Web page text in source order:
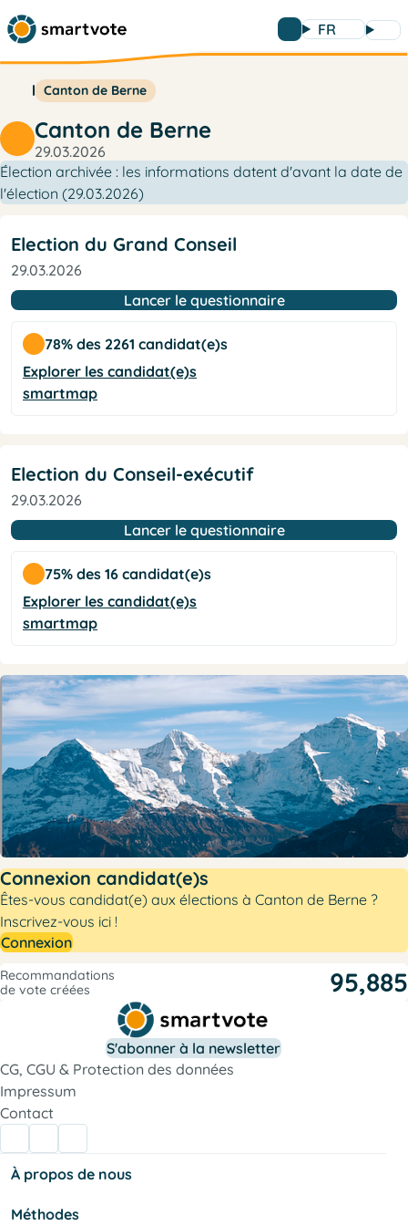
FR
Canton de Berne
Canton de Berne
29.03.2026
Élection archivée : les informations datent d'avant la date de
l'élection (29.03.2026)
Election du Grand Conseil
29.03.2026
Lancer le questionnaire
78% des 2261 candidat(e)s
Explorer les candidat(e)s
smartmap
Election du Conseil-exécutif
29.03.2026
Lancer le questionnaire
75% des 16 candidat(e)s
Explorer les candidat(e)s
smartmap
Connexion candidat(e)s
Êtes-vous candidat(e) aux élections à Canton de Berne ?
Inscrivez-vous ici !
Connexion
Recommandations
de vote créées
95,885
S'abonner à la newsletter
CG, CGU & Protection des données
Impressum
Contact
À propos de nous
Méthodes